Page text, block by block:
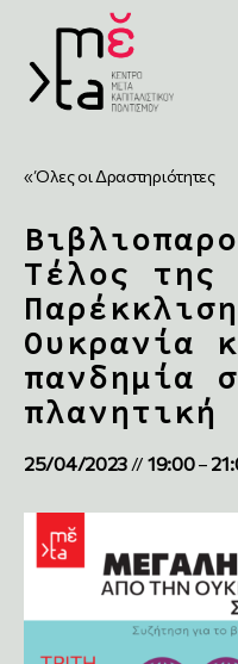
« Όλες οι Δραστηριότητες
Τέλος της
Ουκρανία
πανδημία
πλανητική
25/04/2023 // 19:00–